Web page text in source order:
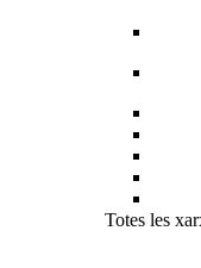
Totes les